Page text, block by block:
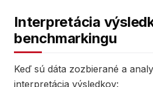
Interpretácia
benchmarkingu
Keď sú dáta zozbierané a
interpretácia výsledkov: